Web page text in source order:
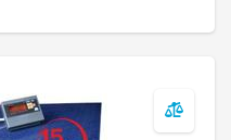
при виробничих